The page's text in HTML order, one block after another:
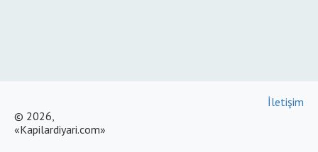
© 2026,
«Kapilardiyari.com»
İletişim